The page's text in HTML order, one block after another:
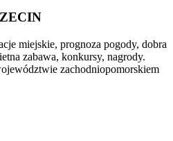
miejskie, prognoza pogody, dobra
zabawa, konkursy, nagrody.
zachodniopomorskiem